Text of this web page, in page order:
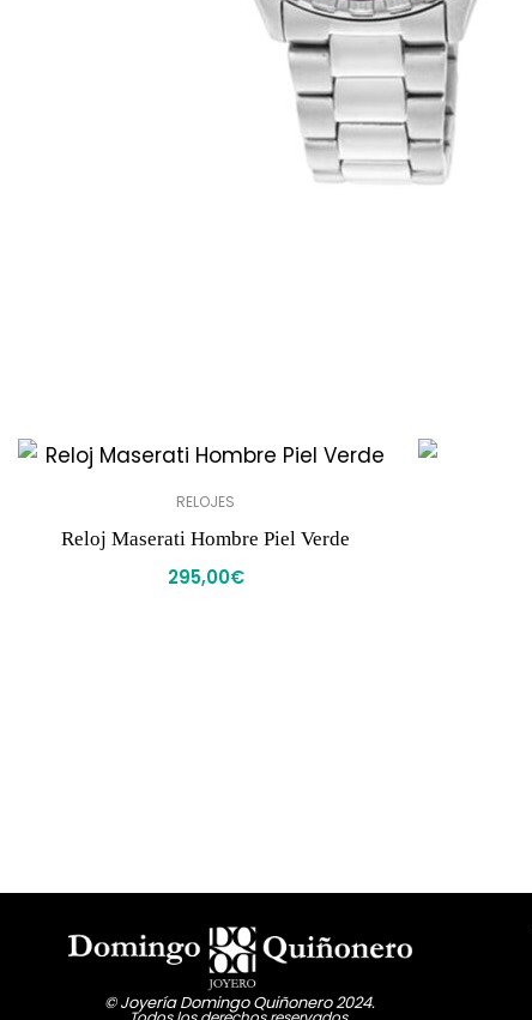
RELOJES
Reloj Maserati Hombre Piel Verde
295,00€
© Joyería Domingo Quiñonero 2024.